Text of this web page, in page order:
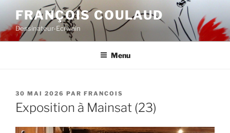
contenu
principal
FRANÇOIS COULAUD
Dessinateur-Ecrivain
Menu
PUBLIÉ
LE
30 MAI 2026 PAR FRANCOIS
Exposition à Mainsat (23)